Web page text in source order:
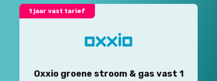
1 jaar vast tarief
Oxxio groene stroom & gas vast 1